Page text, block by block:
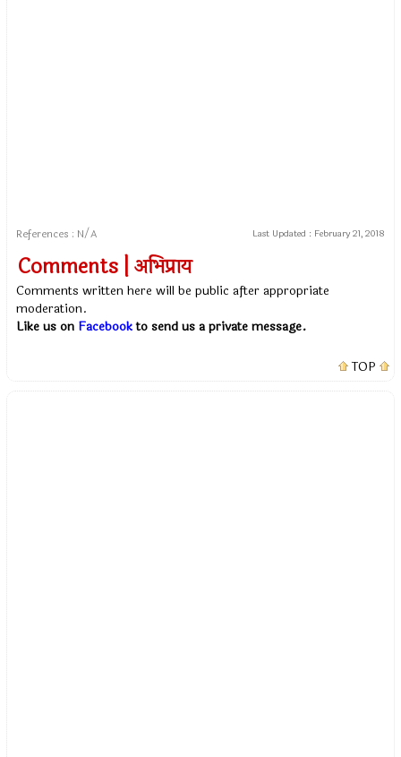
References : N/A Last Updated : February 21, 2018
Comments | अभिप्राय
Comments written here will be public after appropriate
moderation.
Like us on Facebookto send us a private message.
TOP